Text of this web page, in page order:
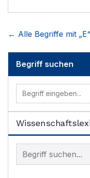
← Alle Begriffe mit „E“
Begriff suchen
Begriff im Lexikon